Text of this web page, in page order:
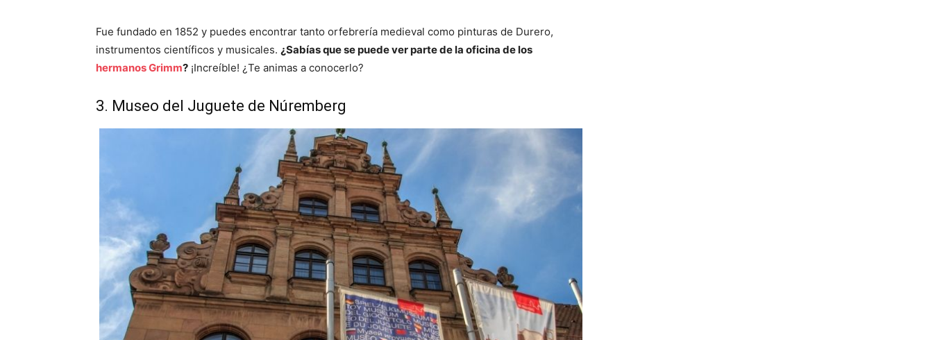
Fue fundado en 1852 y puedes encontrar tanto orfebrería medieval como pinturas de Durero,
instrumentos científicos y musicales. ¿Sabías que se puede ver parte de la oficina de los
hermanos Grimm? ¡Increíble! ¿Te animas a conocerlo?
3. Museo del Juguete de Núremberg